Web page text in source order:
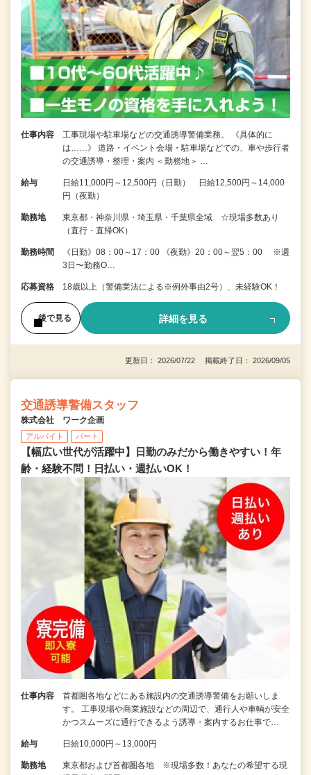
仕事内容
工事現場や駐車場などの交通誘導警備業務。 《具体的に
は……》 道路・イベント会場・駐車場などでの、車や歩行者
の交通誘導・整理・案内 ＜勤務地＞ …
給与
日給11,000円～12,500円（日勤） 日給12,500円～14,000
円（夜勤）
勤務地
東京都・神奈川県・埼玉県・千葉県全域 ☆現場多数あり
（直行・直帰OK）
勤務時間
《日勤》08：00～17：00 《夜勤》20：00～翌5：00 ※週
3日〜勤務O…
応募資格 18歳以上（警備業法による※例外事由2号）、未経験OK！
後で見る 詳細を見る
更新日： 2026/07/22 掲載終了日： 2026/09/05
交通誘導警備スタッフ
株式会社 ワーク企画
アルバイト パート
【幅広い世代が活躍中】日勤のみだから働きやすい！年
齢・経験不問！日払い・週払いOK！
仕事内容
首都圏各地などにある施設内の交通誘導警備をお願いしま
す。 工事現場や商業施設などの周辺で、通行人や車輌が安全
かつスムーズに通行できるよう誘導・案内するお仕事で…
給与 日給10,000円～13,000円
勤務地
東京都および首都圏各地 ※現場多数！あなたの希望する現